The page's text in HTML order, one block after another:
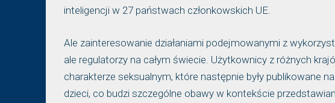
inteligencji w 27 państwach członkowskich UE.
Ale zainteresowanie działaniami podejmowanymi z
ale regulatorzy na całym świecie. Użytkownicy z różnych
charakterze seksualnym, które następnie były publikowane
dzieci, co budzi szczególne obawy w kontekście